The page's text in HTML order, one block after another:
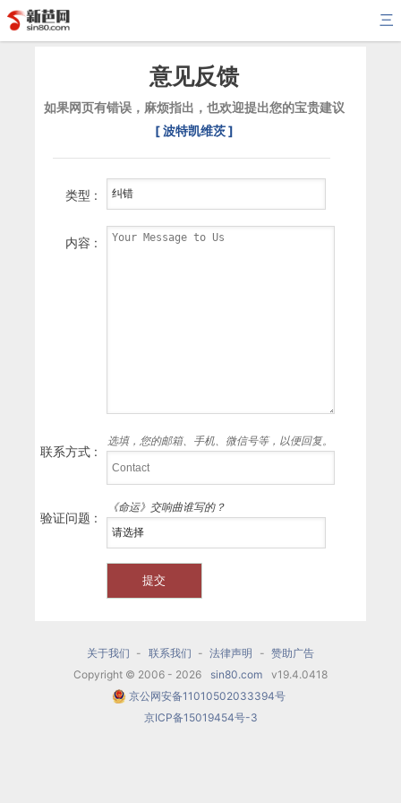
三
意见反馈
如果网页有错误，麻烦指出，也欢迎提出您的宝贵建议
[ 波特凯维茨 ]
类型 :
内容 :
联系方式 :
选填，您的邮箱、手机、微信号等，以便回复。
验证问题 :
《命运》交响曲谁写的？
关于我们 - 联系我们 - 法律声明 - 赞助广告
Copyright © 2006 - 2026
sin80.com
v19.4.0418
京公网安备11010502033394号
京ICP备15019454号-3